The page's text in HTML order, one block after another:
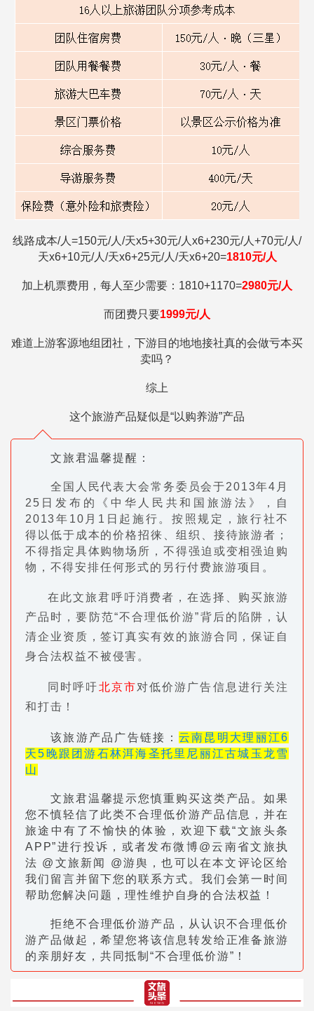
线路成本/人=150元/人/天x5+30元/人x6+230元/人+70元/人/
天x6+10元/人/天x6+25元/人/天x6+20=1810元/人
加上机票费用，每人至少需要：1810+1170=2980元/人
而团费只要1999元/人
难道上游客源地组团社，下游目的地地接社真的会做亏本买
卖吗？
综上
这个旅游产品疑似是“以购养游”产品
文旅君温馨提醒：
全国人民代表大会常务委员会于2013年4月
25日发布的《中华人民共和国旅游法》，自
2013年10月1日起施行。按照规定，旅行社不
得以低于成本的价格招徕、组织、接待旅游者；
不得指定具体购物场所，不得强迫或变相强迫购
物，不得安排任何形式的另行付费旅游项目。
在此文旅君呼吁消费者，在选择、购买旅游
产品时，要防范“不合理低价游”背后的陷阱，认
清企业资质，签订真实有效的旅游合同，保证自
身合法权益不被侵害。
同时呼吁北京市对低价游广告信息进行关注
和打击！
该旅游产品广告链接： 云南昆明大理丽江6
天5晚跟团游石林洱海圣托里尼丽江古城玉龙雪
山
文旅君温馨提示您慎重购买这类产品。如果
您不慎轻信了此类不合理低价游产品信息，并在
旅途中有了不愉快的体验，欢迎下载“文旅头条
APP”进行投诉，或者发布微博@云南省文旅执
法 @文旅新闻 @游舆，也可以在本文评论区给
我们留言并留下您的联系方式。我们会第一时间
帮助您解决问题，理性维护自身的合法权益！
拒绝不合理低价游产品，从认识不合理低价
游产品做起，希望您将该信息转发给正准备旅游
的亲朋好友，共同抵制“不合理低价游”！